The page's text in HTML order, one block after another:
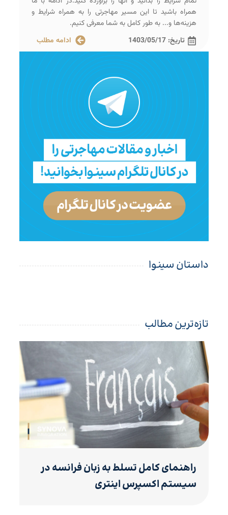
همراه باشید تا این مسیر مهاجرتی را به همراه شرایط و
هزینه‌ها و... به طور کامل به شما معرفی کنیم.
تاریخ: 1403/05/17 ادامه مطلب
داستان سینوا
تازه‌ترین مطالب
راهنمای کامل تسلط به زبان فرانسه در
سیستم اکسپرس اینتری